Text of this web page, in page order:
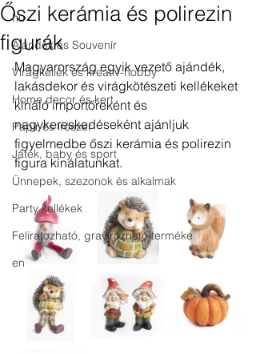
hu
Ajándék és Souvenír
Virágkellék és kreatív-hobby
Home decor és kert
Papír és írószer
Játék, baby és sport
Ünnepek, szezonok és alkalmak
Party kellékek
Feliratozható, gravírozható terméke
en
Őszi kerámia és polirezin
figurák
Magyarország egyik vezető ajándék,
lakásdekor és virágkötészeti kellékeket
kínáló importőreként és
nagykereskedéseként ajánljuk
figyelmedbe őszi kerámia és polirezin
figura kínálatunkat.